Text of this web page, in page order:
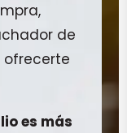
de
ofrecerte
es más